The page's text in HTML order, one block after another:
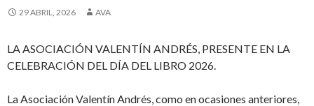
29 ABRIL, 2026 AVA
LA ASOCIACIÓN VALENTÍN ANDRÉS, PRESENTE EN LA
CELEBRACIÓN DEL DÍA DEL LIBRO 2026.
La Asociación Valentín Andrés, como en ocasiones anteriores,